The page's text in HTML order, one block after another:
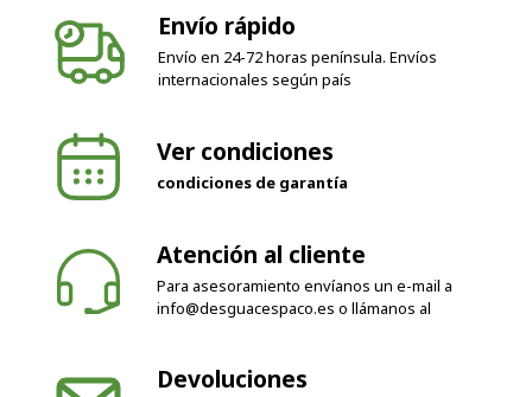
Envío rápido
Envío en 24-72 horas península. Envíos
internacionales según país
Ver condiciones
condiciones de garantía
Atención al cliente
Para asesoramiento envíanos un e-mail a
info@desguacespaco.es o llámanos al
Devoluciones